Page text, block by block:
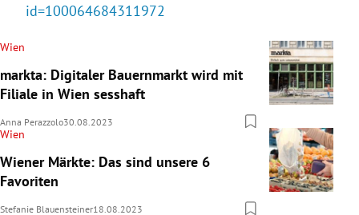
id=100064684311972
Wien
markta: Digitaler Bauernmarkt wird mit
Filiale in Wien sesshaft
Anna Perazzolo30.08.2023
Wien
Wiener Märkte: Das sind unsere 6
Favoriten
Stefanie Blauensteiner18.08.2023